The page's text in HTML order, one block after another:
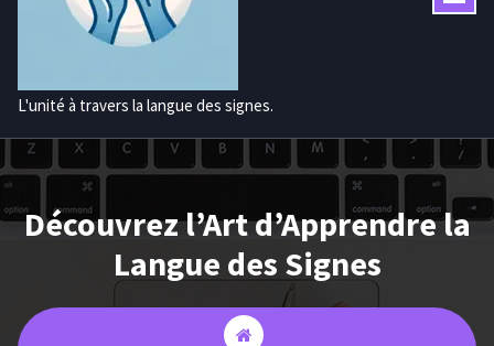
L'unité à travers la langue des signes.
Découvrez l’Art d’Apprendre la
Langue des Signes